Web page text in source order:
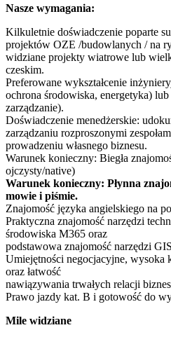
Nasze wymagania:
Kilkuletnie doświadczenie poparte
projektów OZE /budowlanych / na
widziane projekty wiatrowe lub
czeskim.
Preferowane wykształcenie
ochrona środowiska, energetyka)
zarządzanie).
Doświadczenie menedżerskie:
zarządzaniu rozproszonymi
prowadzeniu własnego biznesu.
Warunek konieczny: Biegła
ojczysty/native)
Warunek konieczny: Płynna
mowie i piśmie.
Znajomość języka angielskiego na
Praktyczna znajomość narzędzi
środowiska M365 oraz
podstawowa znajomość narzędzi
Umiejętności negocjacyjne, wysoka
oraz łatwość
nawiązywania trwałych relacji
Prawo jazdy kat. B i gotowość do
Mile widziane